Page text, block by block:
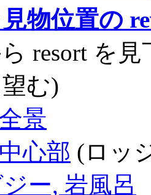
物位置の
resort を
む)
景
心部 (ロッ
ー, 岩風呂